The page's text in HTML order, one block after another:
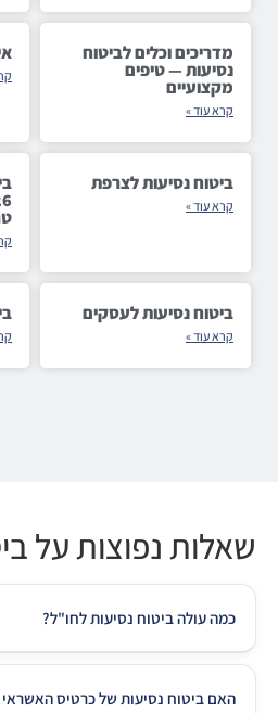
מדריכים וכלים לביטוח
נסיעות — טיפים
מקצועיים
קרא עוד »
ביטוח נסיעות לצרפת
קרא עוד »
ביטוח נסיעות לעסקים
קרא עוד »
שאלות נפוצות על
כמה עולה ביטוח נסיעות לחו"ל?
מחיר ביטוח נסיעות תלוי ביעד, משך
האם ביטוח נסיעות של כרטיס